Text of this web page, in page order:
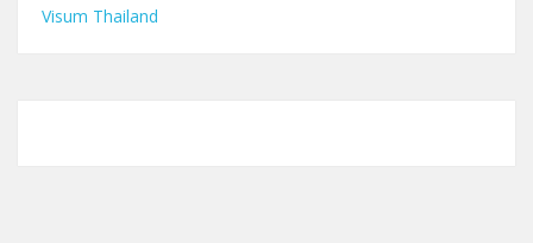
Visum Thailand